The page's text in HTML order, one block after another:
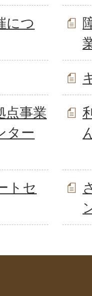
につ
点事業
ター
トセ